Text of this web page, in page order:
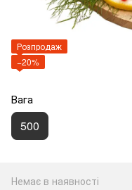
Розпродаж
−20%
Вага
500
Немає в наявності